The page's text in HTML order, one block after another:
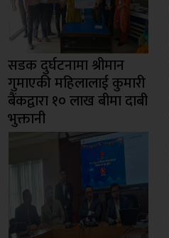
सडक दुर्घटनामा श्रीमान
गुमाएकी महिलालाई कुमारी
बैंकद्वारा १० लाख बीमा दाबी
भुक्तानी